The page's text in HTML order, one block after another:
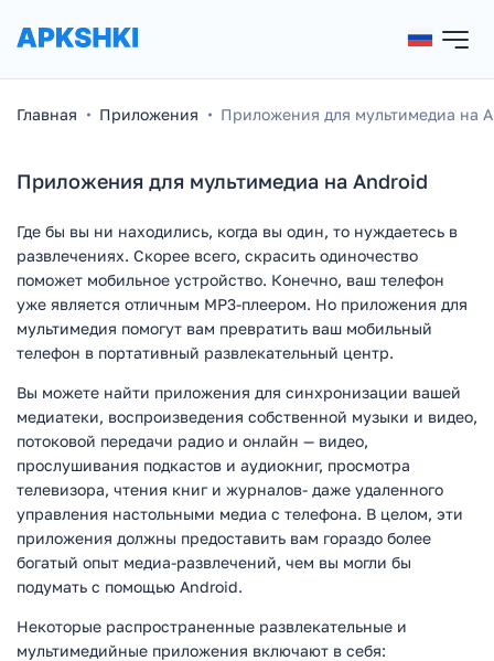
Главная Приложения Приложения для мультимедиа на
Приложения для мультимедиа на Android
Где бы вы ни находились, когда вы один, то нуждаетесь в
развлечениях. Скорее всего, скрасить одиночество
поможет мобильное устройство. Конечно, ваш телефон
уже является отличным MP3-плеером. Но приложения для
мультимедия помогут вам превратить ваш мобильный
телефон в портативный развлекательный центр.
Вы можете найти приложения для синхронизации вашей
медиатеки, воспроизведения собственной музыки и видео,
потоковой передачи радио и онлайн — видео,
прослушивания подкастов и аудиокниг, просмотра
телевизора, чтения книг и журналов- даже удаленного
управления настольными медиа с телефона. В целом, эти
приложения должны предоставить вам гораздо более
богатый опыт медиа-развлечений, чем вы могли бы
подумать с помощью Android.
Некоторые распространенные развлекательные и
мультимедийные приложения включают в себя: